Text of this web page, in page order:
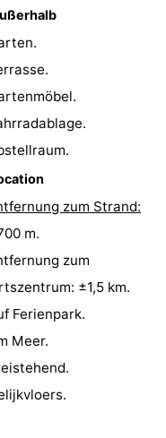
zum Strand:
m.
zum
±1,5 km.
Ferienpark.
Meer.